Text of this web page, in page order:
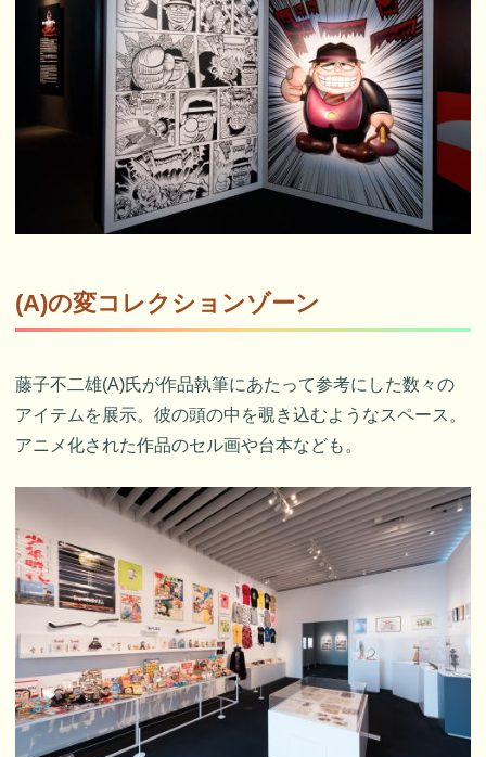
(A)の変コレクションゾーン
藤子不二雄(A)氏が作品執筆にあたって参考にした数々の
アイテムを展示。彼の頭の中を覗き込むようなスペース。
アニメ化された作品のセル画や台本なども。